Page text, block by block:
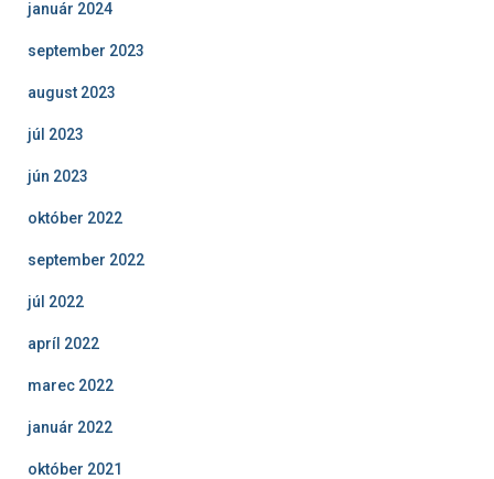
január 2024
september 2023
august 2023
júl 2023
jún 2023
október 2022
september 2022
júl 2022
apríl 2022
marec 2022
január 2022
október 2021